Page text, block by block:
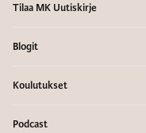
Tilaa MK Uutiskirje
Blogit
Koulutukset
Podcast